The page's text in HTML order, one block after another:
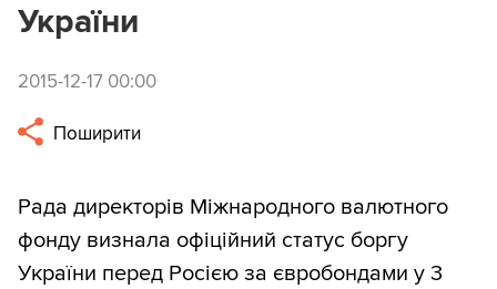
України
2015-12-17 00:00
Поширити
Рада директорів Міжнародного валютного
фонду визнала офіційний статус боргу
України перед Росією за євробондами у 3